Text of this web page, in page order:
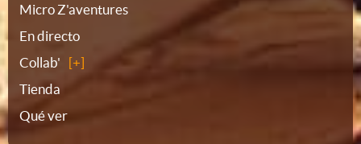
sitio
Micro Z'aventures
En directo
Collab'
Tienda
Qué ver